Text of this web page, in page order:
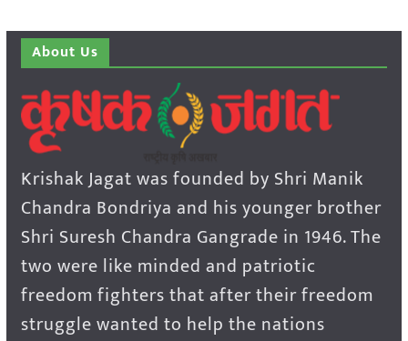
About Us
Krishak Jagat was founded by Shri Manik
Chandra Bondriya and his younger brother
Shri Suresh Chandra Gangrade in 1946. The
two were like minded and patriotic
freedom fighters that after their freedom
struggle wanted to help the nations